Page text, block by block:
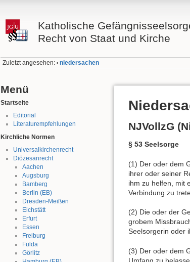
Katholische
Recht von Staat und Kirche
Zuletzt angesehen: • niedersachen
Menü
Startseite
Editorial
Literaturempfehlungen
Kirchliche Normen
Universalkirchenrecht
Diözesanrecht
Aachen
Augsburg
Bamberg
Berlin (EB)
Dresden-Meißen
Eichstätt
Erfurt
Essen
Freiburg
Fulda
Görlitz
NJVollzG
§ 53 Seelsorge
(1) Der oder dem
ihrer oder seiner
ihm zu helfen, mit
Verbindung zu
(2) Die oder der
grobem
Seelsorgerin oder
(3) Der oder dem